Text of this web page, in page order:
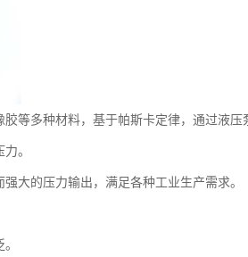
等多种材料，基于帕斯卡定律，通过液
。
大的压力输出，满足各种工业生产需求。